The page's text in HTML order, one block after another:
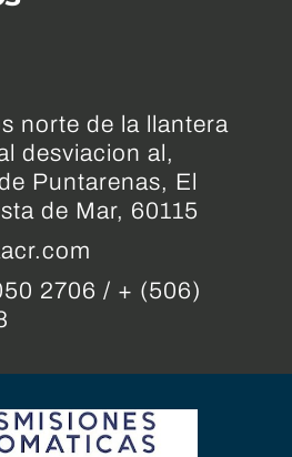
norte de la llantera
desviacion al,
Puntarenas, El
de Mar, 60115
2706 / + (506)